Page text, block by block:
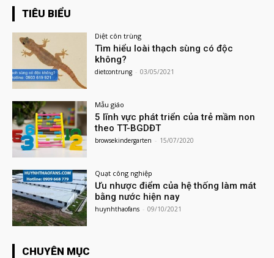
TIÊU BIỂU
Diệt côn trùng
Tìm hiểu loài thạch sùng có độc
không?
dietcontrung - 03/05/2021
Mẫu giáo
5 lĩnh vực phát triển của trẻ mầm non
theo TT-BGDĐT
browsekindergarten - 15/07/2020
Quạt công nghiệp
Ưu nhược điểm của hệ thống làm mát
bằng nước hiện nay
huynhthaofans - 09/10/2021
CHUYÊN MỤC